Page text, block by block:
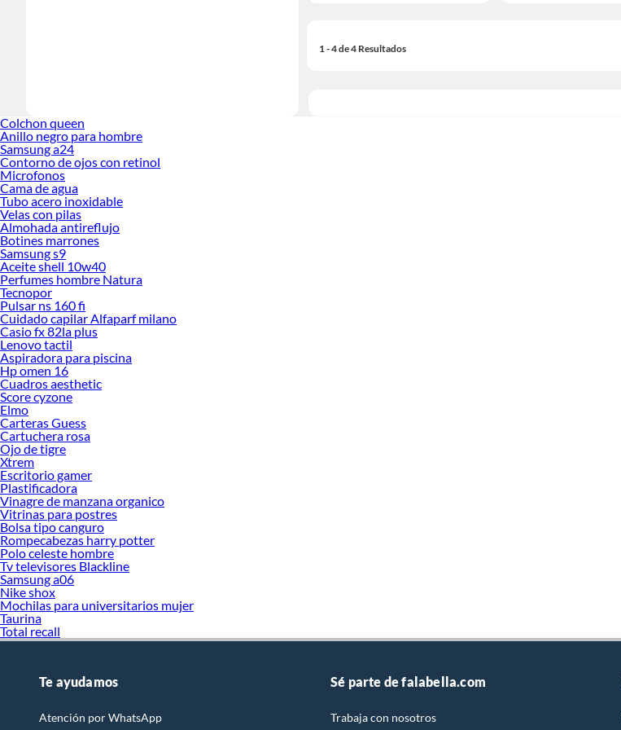
1 - 4 de 4 Resultados
Colchon queen
Anillo negro para hombre
Samsung a24
Contorno de ojos con retinol
Microfonos
Cama de agua
Tubo acero inoxidable
Velas con pilas
Almohada antireflujo
Botines marrones
Samsung s9
Aceite shell 10w40
Perfumes hombre Natura
Tecnopor
Pulsar ns 160 fi
Cuidado capilar Alfaparf milano
Casio fx 82la plus
Lenovo tactil
Aspiradora para piscina
Hp omen 16
Cuadros aesthetic
Score cyzone
Elmo
Carteras Guess
Cartuchera rosa
Ojo de tigre
Xtrem
Escritorio gamer
Plastificadora
Vinagre de manzana organico
Vitrinas para postres
Bolsa tipo canguro
Rompecabezas harry potter
Polo celeste hombre
Tv televisores Blackline
Samsung a06
Nike shox
Mochilas para universitarios mujer
Taurina
Total recall
Te ayudamos
Atención por WhatsApp
Sé parte de falabella.com
Trabaja con nosotros